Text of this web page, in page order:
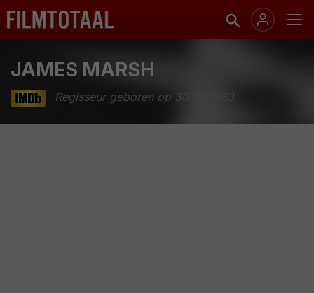
JAMES MARSH
Regisseur geboren op 30.04.1963